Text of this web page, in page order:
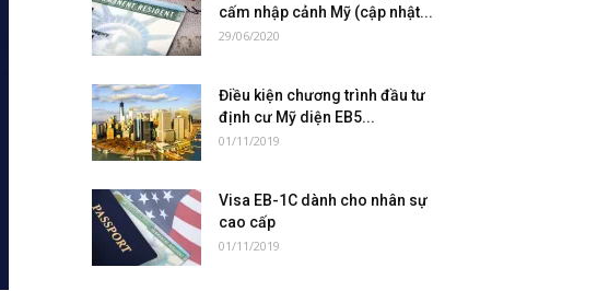
cấm nhập cảnh Mỹ (cập nhật...
29/06/2020
Điều kiện chương trình đầu tư
định cư Mỹ diện EB5...
01/11/2019
Visa EB-1C dành cho nhân sự
cao cấp
01/11/2019